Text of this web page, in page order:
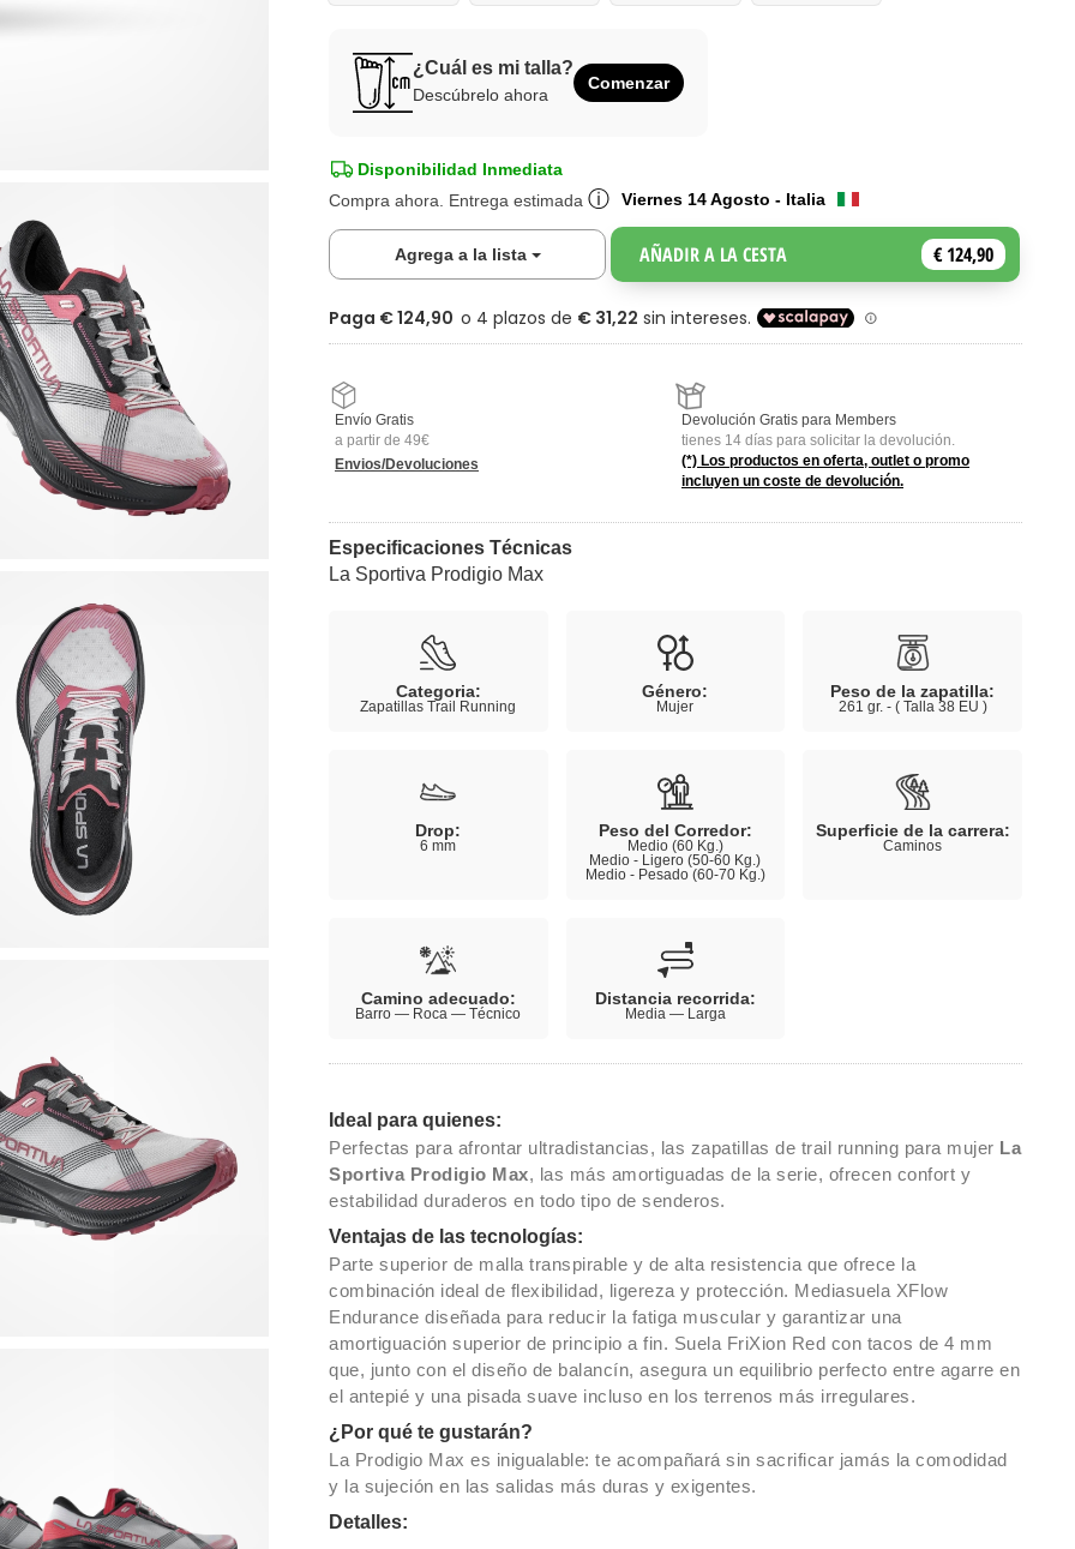
¿Cuál es mi talla?
Descúbrelo ahora
Comenzar
Disponibilidad Inmediata
Compra ahora. Entrega estimada ⓘ Viernes 14 Agosto - Italia
Agrega a la lista Toggle DropdownAÑADIR A LA CESTA € 124,90
Paga € 124,90
Envío Gratis
a partir de 49€
Envios/Devoluciones
Devolución Gratis para Members
tienes 14 días para solicitar la devolución.
(*) Los productos en oferta, outlet o promo
incluyen un coste de devolución.
Especificaciones Técnicas
La Sportiva Prodigio Max
Categoria:
Zapatillas Trail Running
Género:
Mujer
Peso de la zapatilla:
261 gr. - ( Talla 38 EU )
Drop:
6 mm
Peso del Corredor:
Medio (60 Kg.)
Medio - Ligero (50-60 Kg.)
Medio - Pesado (60-70 Kg.)
Superficie de la carrera:
Caminos
Camino adecuado:
Barro — Roca — Técnico
Distancia recorrida:
Media — Larga
Ideal para quienes:
Perfectas para afrontar ultradistancias, las zapatillas de trail running para mujer La
Sportiva Prodigio Max, las más amortiguadas de la serie, ofrecen confort y
estabilidad duraderos en todo tipo de senderos.
Ventajas de las tecnologías:
Parte superior de malla transpirable y de alta resistencia que ofrece la
combinación ideal de flexibilidad, ligereza y protección. Mediasuela XFlow
Endurance diseñada para reducir la fatiga muscular y garantizar una
amortiguación superior de principio a fin. Suela FriXion Red con tacos de 4 mm
que, junto con el diseño de balancín, asegura un equilibrio perfecto entre agarre en
el antepié y una pisada suave incluso en los terrenos más irregulares.
¿Por qué te gustarán?
La Prodigio Max es inigualable: te acompañará sin sacrificar jamás la comodidad
y la sujeción en las salidas más duras y exigentes.
Detalles: